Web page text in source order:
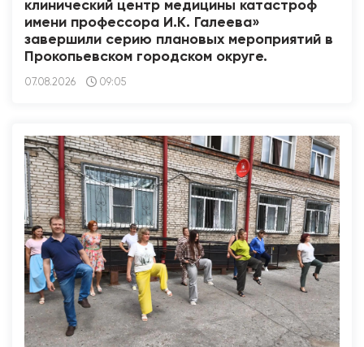
клинический центр медицины катастроф
имени профессора И.К. Галеева»
завершили серию плановых мероприятий в
Прокопьевском городском округе.
07.08.2026 09:05